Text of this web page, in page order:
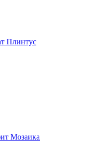
Плинтус
Мозаика